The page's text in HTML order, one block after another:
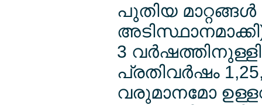
പുതിയ
3
പ്രതിവര്‍ഷം
വരുമാനമോ